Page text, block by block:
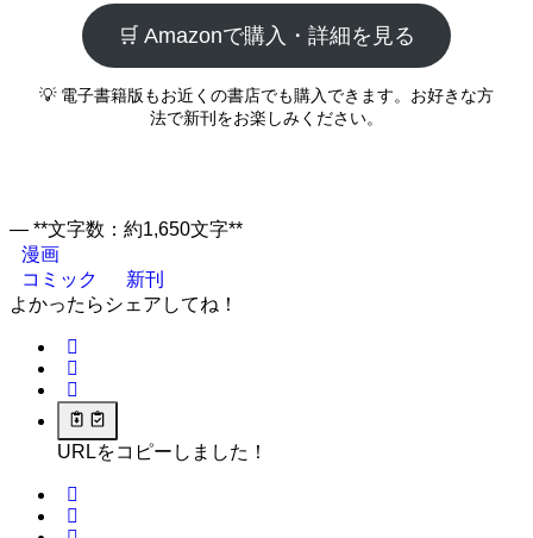
🛒 Amazonで購入・詳細を見る
💡 電子書籍版もお近くの書店でも購入できます。お好きな方
法で新刊をお楽しみください。
— **文字数：約1,650文字**
漫画
コミック
新刊
よかったらシェアしてね！
URLをコピーしました！